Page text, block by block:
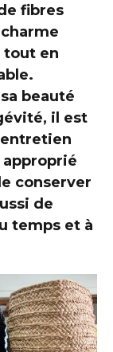
fibres
tout en
beauté
il est
conserver
de
temps et à